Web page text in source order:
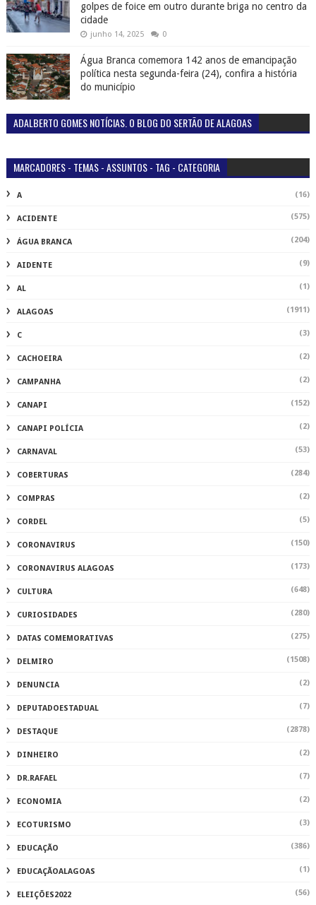
golpes de foice em outro durante briga no centro da
cidade
junho 14, 2025 0
Água Branca comemora 142 anos de emancipação
política nesta segunda-feira (24), confira a história
do município
ADALBERTO GOMES NOTÍCIAS. O BLOG DO SERTÃO DE ALAGOAS
MARCADORES - TEMAS - ASSUNTOS - TAG - CATEGORIA
A (16)
ACIDENTE (575)
ÁGUA BRANCA (204)
AIDENTE (9)
AL (1)
ALAGOAS (1911)
C (3)
CACHOEIRA (2)
CAMPANHA (2)
CANAPI (152)
CANAPI POLÍCIA (2)
CARNAVAL (53)
COBERTURAS (284)
COMPRAS (2)
CORDEL (5)
CORONAVIRUS (150)
CORONAVIRUS ALAGOAS (173)
CULTURA (648)
CURIOSIDADES (280)
DATAS COMEMORATIVAS (275)
DELMIRO (1508)
DENUNCIA (2)
DEPUTADOESTADUAL (7)
DESTAQUE (2878)
DINHEIRO (2)
DR.RAFAEL (7)
ECONOMIA (2)
ECOTURISMO (3)
EDUCAÇÃO (386)
EDUCAÇÃOALAGOAS (1)
ELEIÇÕES2022 (56)